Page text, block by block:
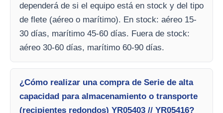
dependerá de si el equipo está en stock y del tipo
de flete (aéreo o marítimo). En stock: aéreo 15-
30 días, marítimo 45-60 días. Fuera de stock:
aéreo 30-60 días, marítimo 60-90 días.
¿Cómo realizar una compra de Serie de alta
capacidad para almacenamiento o transporte
(recipientes redondos) YR05403 // YR05416?